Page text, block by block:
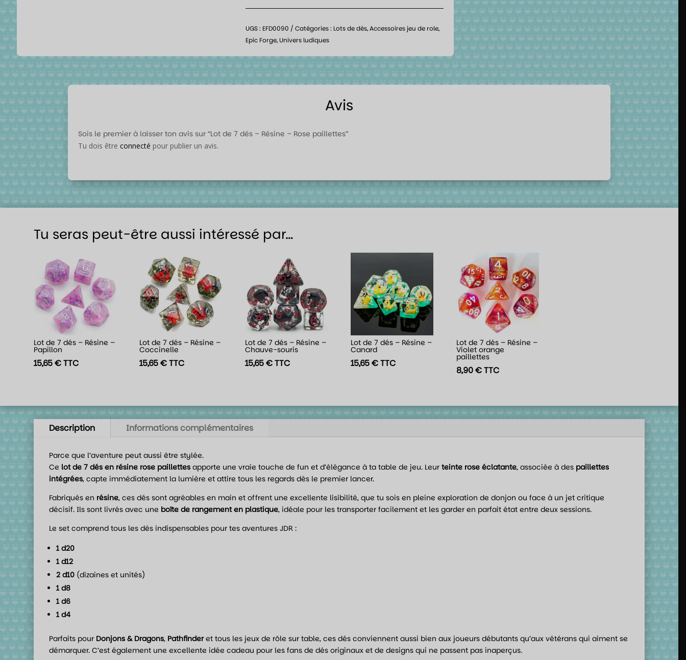
UGS : EFD0090 Catégories : Lots de dés,Accessoires jeu de role,
Epic Forge, Univers ludiques
Avis
Sois le premier à laisser ton avis sur “Lot de 7 dés – Résine – Rose paillettes”
Tu dois être connecté pour publier un avis.
Tu seras peut-être aussi intéressé par…
Lot de 7 dés – Résine –
Papillon
15,65€TTC
Lot de 7 dés – Résine –
Coccinelle
15,65€TTC
Lot de 7 dés – Résine –
Chauve-souris
15,65€TTC
Lot de 7 dés – Résine –
Canard
15,65€TTC
Lot de 7 dés – Résine –
Violet orange
paillettes
8,90€TTC
Description Informations complémentaires
Parce que l’aventure peut aussi être stylée.
Ce lot de 7 dés en résine rose paillettes apporte une vraie touche de fun et d’élégance à ta table de jeu. Leurteinte rose éclatante, associée à des paillettes
intégrées, capte immédiatement la lumière et attire tous les regards dès le premier lancer.
Fabriqués en résine, ces dés sont agréables en main et offrent une excellente lisibilité, que tu sois en pleine exploration de donjon ou face à un jet critique
décisif. Ils sont livrés avec une boîte de rangement en plastique, idéale pour les transporter facilement et les garder en parfait état entre deux sessions.
Le set comprend tous les dés indispensables pour tes aventures JDR :
1 d20
1 d12
2 d10 (dizaines et unités)
1 d8
1 d6
1 d4
Parfaits pour Donjons & Dragons, Pathfinderet tous les jeux de rôle sur table, ces dés conviennent aussi bien aux joueurs débutants qu’aux vétérans qui aiment se
démarquer. C’est également une excellente idée cadeau pour les fans de dés originaux et de designs qui ne passent pas inaperçus.